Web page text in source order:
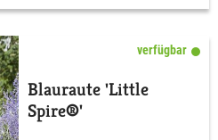
verfügbar
Blauraute 'Little
Spire®'